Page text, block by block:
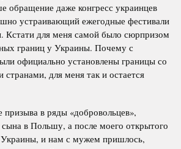
обращение даже конгресс украинцев
устраивающий ежегодные фестивали
Кстати для меня самой было сюрпризом
границ у Украины. Почему с
официально установлены границы со
для меня так и остается
призыва в ряды «добровольцев»,
в Польшу, а после моего открытого
и нам с мужем пришлось,